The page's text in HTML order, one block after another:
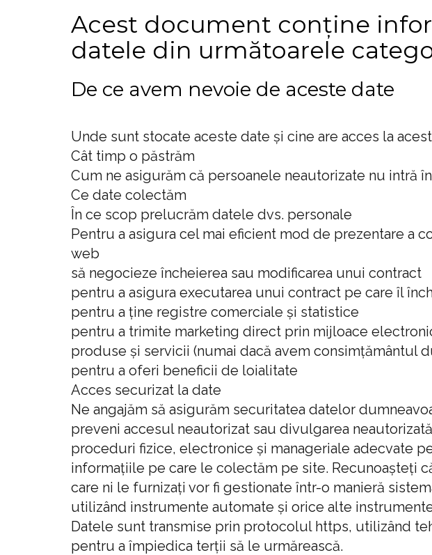
Acest document conține
datele din următoarele
De ce avem nevoie de aceste date
Unde sunt stocate aceste date și cine are acces la
Cât timp o păstrăm
Cum ne asigurăm că persoanele neautorizate nu intră
Ce date colectăm
În ce scop prelucrăm datele dvs. personale
Pentru a asigura cel mai eficient mod de prezentare a
web
să negocieze încheierea sau modificarea unui contract
pentru a asigura executarea unui contract pe care îl
pentru a ține registre comerciale și statistice
pentru a trimite marketing direct prin mijloace
produse și servicii (numai dacă avem consimțământul
pentru a oferi beneficii de loialitate
Acces securizat la date
Ne angajăm să asigurăm securitatea datelor
preveni accesul neautorizat sau divulgarea
proceduri fizice, electronice și manageriale adecvate
informațiile pe care le colectăm pe site. Recunoașteți
care ni le furnizați vor fi gestionate într-o manieră
utilizând instrumente automate și orice alte
Datele sunt transmise prin protocolul https, utilizând
pentru a împiedica terții să le urmărească.